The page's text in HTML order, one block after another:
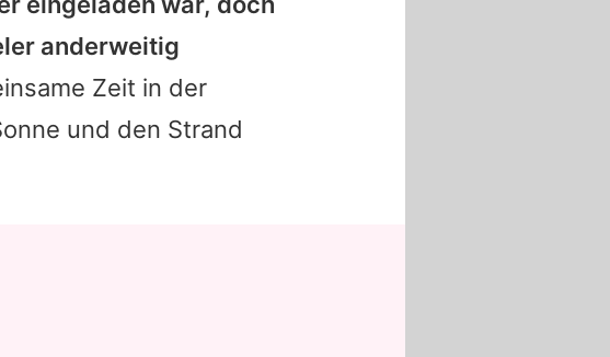
anderweitig
Zeit in der
und den Strand